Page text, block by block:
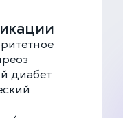
диабет
Введенского
набережной